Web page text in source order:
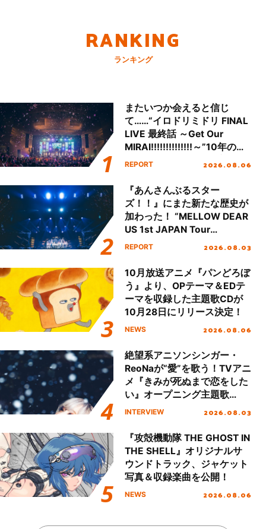
RANKING
ランキング
またいつか会えると信じ
て……“イロドリミドリ FINAL
LIVE 最終話 ～Get Our
MIRAI!!!!!!!!!!!!!!～”10年の活
動を経てファイナルを迎える
REPORT 2026.08.06
『あんさんぶるスター
ズ！！』にまた新たな歴史が
加わった！ “MELLOW DEAR
US 1st JAPAN Tour
Final「NICE to meet YOU
ート!!
REPORT 2026.08.03
10月放送アニメ『パンどろぼ
う』より、OPテーマ＆EDテ
ーマを収録した主題歌CDが
10月28日にリリース決定！
NEWS 2026.08.06
絶望系アニソンシンガー・
ReoNaが“愛”を歌う！TVアニ
メ『きみが死ぬまで恋をした
い』オープニング主題歌
「Amore」インタビュー
INTERVIEW 2026.08.03
『攻殻機動隊 THE GHOST IN
THE SHELL』オリジナルサ
ウンドトラック、ジャケット
写真＆収録楽曲を公開！
NEWS 2026.08.06